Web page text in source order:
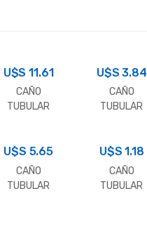
U$S11.61
CAÑO
TUBULAR
(Metro)
U$S3.84
CAÑO
TUBULAR
(Metro)
U$S 5.65
CAÑO
TUBULAR
U$S1.18
CAÑO
TUBULAR